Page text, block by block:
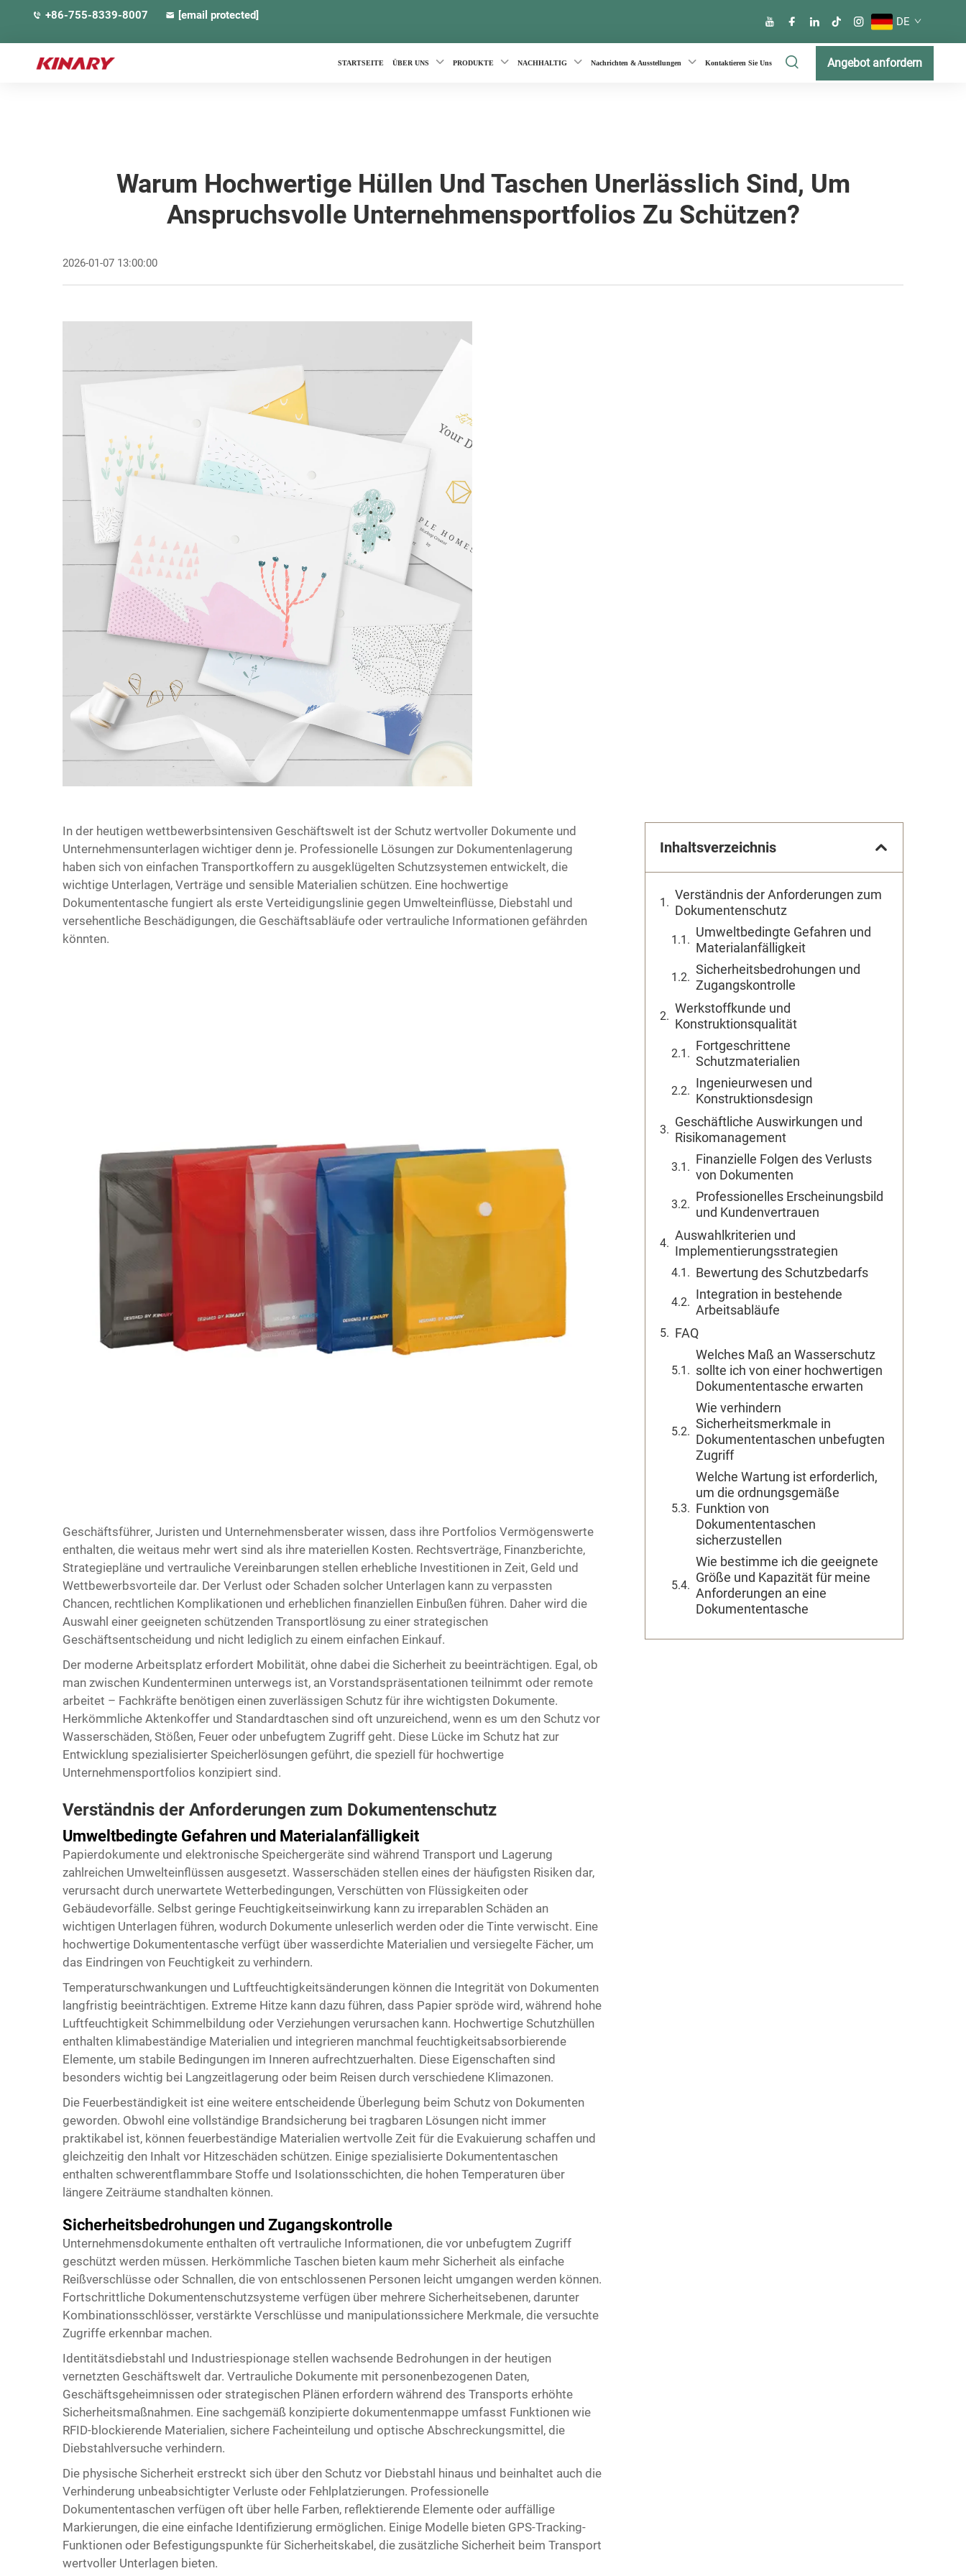
+86-755-8339-8007 [email protected] DE
STARTSEITE ÜBER UNS PRODUKTE NACHHALTIG Nachrichten & Ausstellungen Kontaktieren Sie Uns Angebot anfordern
Warum Hochwertige Hüllen Und Taschen Unerlässlich Sind, Um
Anspruchsvolle Unternehmensportfolios Zu Schützen?
2026-01-07 13:00:00
In der heutigen wettbewerbsintensiven Geschäftswelt ist der Schutz wertvoller Dokumente und
Unternehmensunterlagen wichtiger denn je. Professionelle Lösungen zur Dokumentenlagerung
haben sich von einfachen Transportkoffern zu ausgeklügelten Schutzsystemen entwickelt, die
wichtige Unterlagen, Verträge und sensible Materialien schützen. Eine hochwertige
Dokumententasche fungiert als erste Verteidigungslinie gegen Umwelteinflüsse, Diebstahl und
versehentliche Beschädigungen, die Geschäftsabläufe oder vertrauliche Informationen gefährden
könnten.
Geschäftsführer, Juristen und Unternehmensberater wissen, dass ihre Portfolios Vermögenswerte
enthalten, die weitaus mehr wert sind als ihre materiellen Kosten. Rechtsverträge, Finanzberichte,
Strategiepläne und vertrauliche Vereinbarungen stellen erhebliche Investitionen in Zeit, Geld und
Wettbewerbsvorteile dar. Der Verlust oder Schaden solcher Unterlagen kann zu verpassten
Chancen, rechtlichen Komplikationen und erheblichen finanziellen Einbußen führen. Daher wird die
Auswahl einer geeigneten schützenden Transportlösung zu einer strategischen
Geschäftsentscheidung und nicht lediglich zu einem einfachen Einkauf.
Der moderne Arbeitsplatz erfordert Mobilität, ohne dabei die Sicherheit zu beeinträchtigen. Egal, ob
man zwischen Kundenterminen unterwegs ist, an Vorstandspräsentationen teilnimmt oder remote
arbeitet – Fachkräfte benötigen einen zuverlässigen Schutz für ihre wichtigsten Dokumente.
Herkömmliche Aktenkoffer und Standardtaschen sind oft unzureichend, wenn es um den Schutz vor
Wasserschäden, Stößen, Feuer oder unbefugtem Zugriff geht. Diese Lücke im Schutz hat zur
Entwicklung spezialisierter Speicherlösungen geführt, die speziell für hochwertige
Unternehmensportfolios konzipiert sind.
Verständnis der Anforderungen zum Dokumentenschutz
Umweltbedingte Gefahren und Materialanfälligkeit
Papierdokumente und elektronische Speichergeräte sind während Transport und Lagerung
zahlreichen Umwelteinflüssen ausgesetzt. Wasserschäden stellen eines der häufigsten Risiken dar,
verursacht durch unerwartete Wetterbedingungen, Verschütten von Flüssigkeiten oder
Gebäudevorfälle. Selbst geringe Feuchtigkeitseinwirkung kann zu irreparablen Schäden an
wichtigen Unterlagen führen, wodurch Dokumente unleserlich werden oder die Tinte verwischt. Eine
hochwertige Dokumententasche verfügt über wasserdichte Materialien und versiegelte Fächer, um
das Eindringen von Feuchtigkeit zu verhindern.
Temperaturschwankungen und Luftfeuchtigkeitsänderungen können die Integrität von Dokumenten
langfristig beeinträchtigen. Extreme Hitze kann dazu führen, dass Papier spröde wird, während hohe
Luftfeuchtigkeit Schimmelbildung oder Verziehungen verursachen kann. Hochwertige Schutzhüllen
enthalten klimabeständige Materialien und integrieren manchmal feuchtigkeitsabsorbierende
Elemente, um stabile Bedingungen im Inneren aufrechtzuerhalten. Diese Eigenschaften sind
besonders wichtig bei Langzeitlagerung oder beim Reisen durch verschiedene Klimazonen.
Die Feuerbeständigkeit ist eine weitere entscheidende Überlegung beim Schutz von Dokumenten
geworden. Obwohl eine vollständige Brandsicherung bei tragbaren Lösungen nicht immer
praktikabel ist, können feuerbeständige Materialien wertvolle Zeit für die Evakuierung schaffen und
gleichzeitig den Inhalt vor Hitzeschäden schützen. Einige spezialisierte Dokumententaschen
enthalten schwerentflammbare Stoffe und Isolationsschichten, die hohen Temperaturen über
längere Zeiträume standhalten können.
Sicherheitsbedrohungen und Zugangskontrolle
Unternehmensdokumente enthalten oft vertrauliche Informationen, die vor unbefugtem Zugriff
geschützt werden müssen. Herkömmliche Taschen bieten kaum mehr Sicherheit als einfache
Reißverschlüsse oder Schnallen, die von entschlossenen Personen leicht umgangen werden können.
Fortschrittliche Dokumentenschutzsysteme verfügen über mehrere Sicherheitsebenen, darunter
Kombinationsschlösser, verstärkte Verschlüsse und manipulationssichere Merkmale, die versuchte
Zugriffe erkennbar machen.
Identitätsdiebstahl und Industriespionage stellen wachsende Bedrohungen in der heutigen
vernetzten Geschäftswelt dar. Vertrauliche Dokumente mit personenbezogenen Daten,
Geschäftsgeheimnissen oder strategischen Plänen erfordern während des Transports erhöhte
Sicherheitsmaßnahmen. Eine sachgemäß konzipierte dokumentenmappe umfasst Funktionen wie
RFID-blockierende Materialien, sichere Facheinteilung und optische Abschreckungsmittel, die
Diebstahlversuche verhindern.
Die physische Sicherheit erstreckt sich über den Schutz vor Diebstahl hinaus und beinhaltet auch die
Verhinderung unbeabsichtigter Verluste oder Fehlplatzierungen. Professionelle
Dokumententaschen verfügen oft über helle Farben, reflektierende Elemente oder auffällige
Markierungen, die eine einfache Identifizierung ermöglichen. Einige Modelle bieten GPS-Tracking-
Funktionen oder Befestigungspunkte für Sicherheitskabel, die zusätzliche Sicherheit beim Transport
wertvoller Unterlagen bieten.
Inhaltsverzeichnis
Verständnis der Anforderungen zum
Dokumentenschutz
Umweltbedingte Gefahren und
Materialanfälligkeit
Sicherheitsbedrohungen und
Zugangskontrolle
Werkstoffkunde und
Konstruktionsqualität
Fortgeschrittene
Schutzmaterialien
Ingenieurwesen und
Konstruktionsdesign
Geschäftliche Auswirkungen und
Risikomanagement
Finanzielle Folgen des Verlusts
von Dokumenten
Professionelles Erscheinungsbild
und Kundenvertrauen
Auswahlkriterien und
Implementierungsstrategien
Bewertung des Schutzbedarfs
Integration in bestehende
Arbeitsabläufe
FAQ
Welches Maß an Wasserschutz
sollte ich von einer hochwertigen
Dokumententasche erwarten
Wie verhindern
Sicherheitsmerkmale in
Dokumententaschen unbefugten
Zugriff
Welche Wartung ist erforderlich,
um die ordnungsgemäße
Funktion von
Dokumententaschen
sicherzustellen
Wie bestimme ich die geeignete
Größe und Kapazität für meine
Anforderungen an eine
Dokumententasche